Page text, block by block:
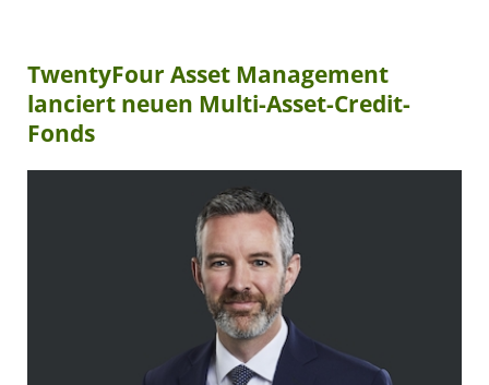
TwentyFour Asset Management
lanciert neuen Multi-Asset-Credit-
Fonds